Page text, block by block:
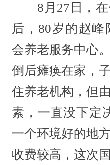
8月27日，在
后，80岁的赵
会养老服务中心
倒后瘫痪在家，
住养老机构，但
素，一直没下定
一个环境好的地
收费较高，这次